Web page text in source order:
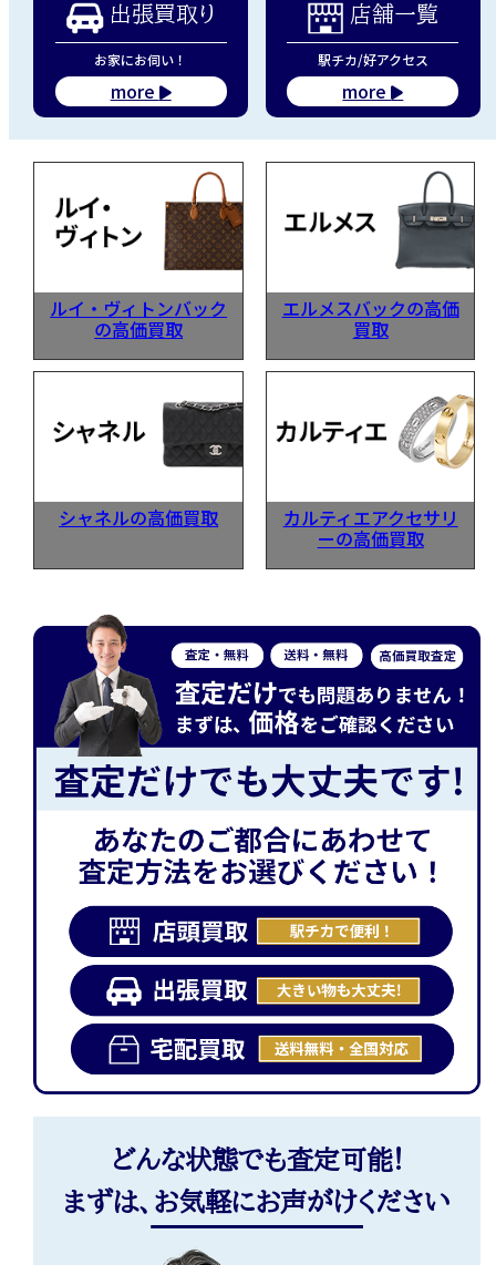
出張買取り
お家にお伺い！
more
店舗一覧
駅チカ/好アクセス
more
ルイ・ヴィトンバック
の高価買取
エルメスバックの高価
買取
シャネルの高価買取 カルティエアクセサリ
ーの高価買取
どんな状態でも査定可能!
まずは、お気軽にお声がけください